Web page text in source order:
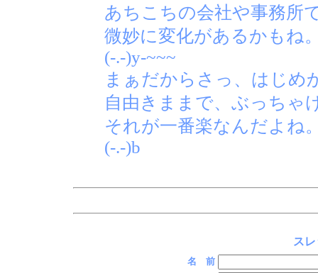
あちこちの会社や事務所
微妙に変化があるかもね
(-.-)y-~~~
まぁだからさっ、はじめ
自由きままで、ぶっちゃ
それが一番楽なんだよね
(-.-)b
ス
名 前